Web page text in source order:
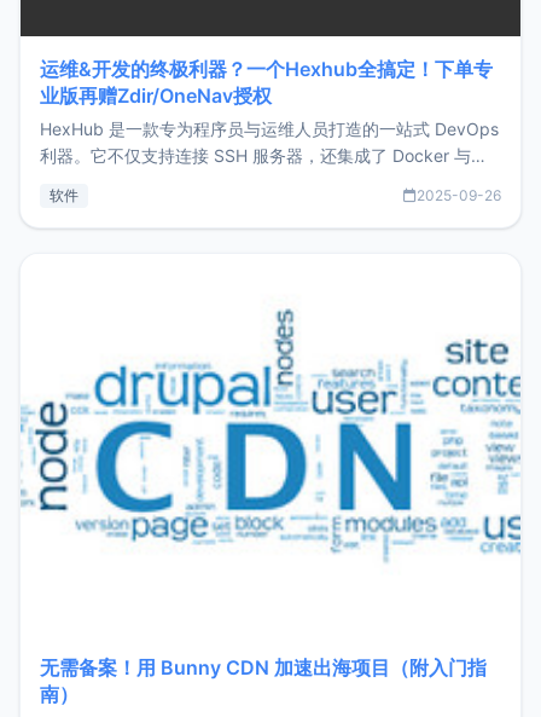
运维&开发的终极利器？一个Hexhub全搞定！下单专
业版再赠Zdir/OneNav授权
HexHub 是一款专为程序员与运维人员打造的一站式 DevOps
利器。它不仅支持连接 SSH 服务器，还集成了 Docker 与常
件间频繁切换，仅凭 HexHub 即可同时搞定运维与数据库操
软件 2025-09-26
无需备案！用 Bunny CDN 加速出海项目（附入门指
南）